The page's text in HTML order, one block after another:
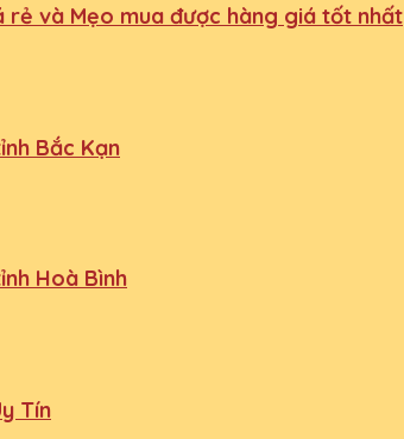
rẻ và Mẹo mua được hàng giá tốt nhất
Bắc Kạn
Hoà Bình
Tín